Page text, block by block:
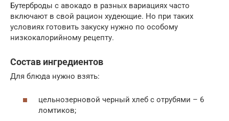
Бутерброды с авокадо в разных вариациях часто
включают в свой рацион худеющие. Но при таких
условиях готовить закуску нужно по особому
низкокалорийному рецепту.
Состав ингредиентов
Для блюда нужно взять:
цельнозерновой черный хлеб с отрубями – 6
ломтиков;